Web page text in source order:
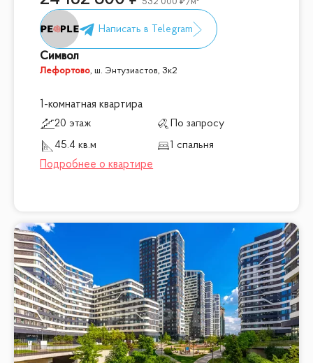
532 000 /м²
Символ
Лефортово,ш. Энтузиастов, 3к2
1-комнатная квартира
20 этаж
По запросу
45.4 кв.м
1 спальня